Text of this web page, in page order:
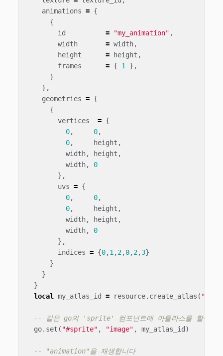
animations = {
{
id
= "my_animation" ,
width
= width,
height
= height ,
frames
= { 1
},
}
},
geometries = {
{
vertices
= {
0, 0,
0, height ,
width, height ,
width,
0
},
uvs = {
0, 0,
0, height ,
width, height ,
width,
0
},
indices = {0,1 ,2,0,2,3}
}
}
}
local
my_atlas_id = resource. create_atlas ( "/
-- 같은 go의 'sprite' 컴포넌트에 아틀라스를 할당합
go. set ( "#sprite" , "image" , my_atlas_id )
-- "animation"을 재생합니다